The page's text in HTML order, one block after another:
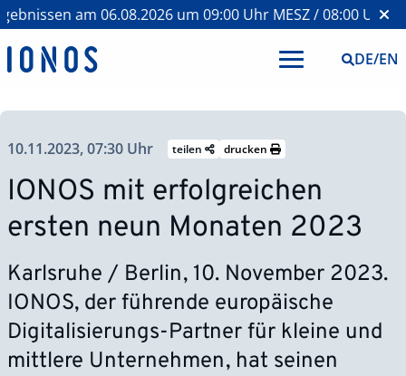
am 06.08.2026 um 09:00 Uhr MESZ / 08:00 Uhr
DE/EN
10.11.2023, 07:30 Uhr teilen drucken
IONOS mit erfolgreichen
ersten neun Monaten 2023
Karlsruhe / Berlin, 10. November 2023.
IONOS, der führende europäische
Digitalisierungs-Partner für kleine und
mittlere Unternehmen, hat seinen